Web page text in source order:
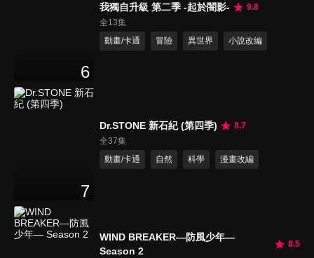
6
我獨自升級 第二季 -起於闇影-
9.8
全13集
動畫/卡通
冒險 異世界 小說改編
7
Dr.STONE 新石紀 (第四季)
8.7
全37集
動畫/卡通
自然 科學 漫畫改編
WIND BREAKER—防風少年—
Season 2
8.5